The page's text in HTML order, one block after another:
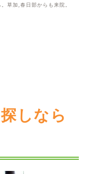
草加,春日部からも来院。
しなら